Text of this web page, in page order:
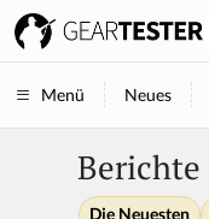
Menü Neues
Berichte
Die Neuesten